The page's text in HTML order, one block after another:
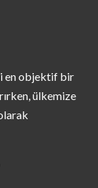
en objektif bir
ülkemize